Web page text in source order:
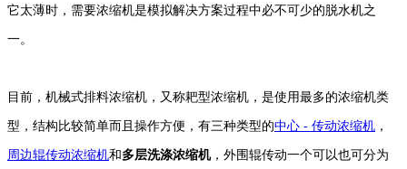
它太薄时，需要浓缩机是模拟解决方案过程中必不可少的脱水机之
一。
目前，机械式排料浓缩机，又称耙型浓缩机，是使用最多的浓缩机类
型，结构比较简单而且操作方便，有三种类型的中心 - 传动浓缩机 ，
周边辊传动浓缩机和 多层洗涤浓缩机，外围辊传动一个可以也可分为